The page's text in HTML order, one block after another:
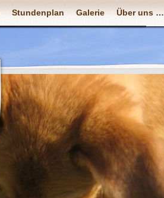
Stundenplan Galerie Über uns …